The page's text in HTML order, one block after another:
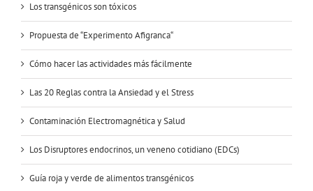
Los transgénicos son tóxicos
Propuesta de “Experimento Afigranca“
Cómo hacer las actividades más fácilmente
Las 20 Reglas contra la Ansiedad y el Stress
Contaminación Electromagnética y Salud
Los Disruptores endocrinos, un veneno cotidiano (EDCs)
Guía roja y verde de alimentos transgénicos